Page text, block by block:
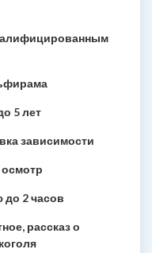
5 лет
зависимости
осмотр
2 часов
рассказ о